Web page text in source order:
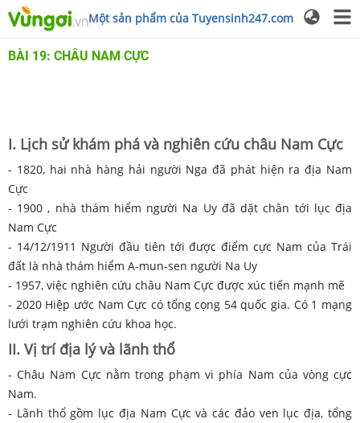
Một sản phẩm của Tuyensinh247.com
BÀI 19: CHÂU NAM CỰC
I. Lịch sử khám phá và nghiên cứu châu Nam Cực
- 1820, hai nhà hàng hải người Nga đã phát hiện ra địa Nam
Cực
- 1900 , nhà thám hiểm người Na Uy đã dặt chân tới lục địa
Nam Cực
- 14/12/1911 Người đầu tiên tới được điểm cực Nam của Trái
đất là nhà thám hiểm A-mun-sen người Na Uy
- 1957, việc nghiên cứu châu Nam Cực được xúc tiến mạnh mẽ
- 2020 Hiệp ước Nam Cực có tổng cọng 54 quốc gia. Có 1 mạng
lưới trạm nghiên cứu khoa học.
II. Vị trí địa lý và lãnh thổ
- Châu Nam Cực nằm trong phạm vi phía Nam của vòng cực
Nam.
- Lãnh thổ gồm lục địa Nam Cực và các đảo ven lục địa, tổng